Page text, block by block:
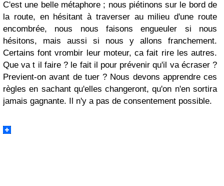
C'est une belle métaphore ; nous piétinons sur le bord de
la route, en hésitant à traverser au milieu d'une route
encombrée, nous nous faisons engueuler si nous
hésitons, mais aussi si nous y allons franchement.
Certains font vrombir leur moteur, ca fait rire les autres.
Que va t il faire ? le fait il pour prévenir qu'il va écraser ?
Previent-on avant de tuer ? Nous devons apprendre ces
règles en sachant qu'elles changeront, qu'on n'en sortira
jamais gagnante. Il n'y a pas de consentement possible.